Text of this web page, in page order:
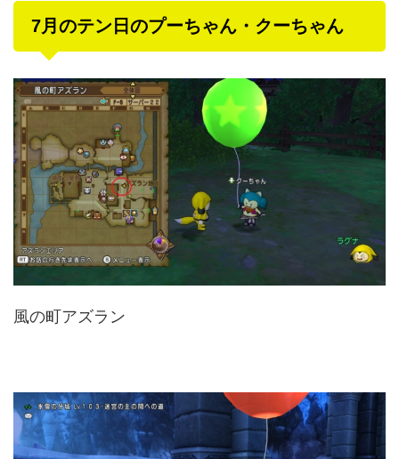
7月のテン日のプーちゃん・クーちゃん
風の町アズラン